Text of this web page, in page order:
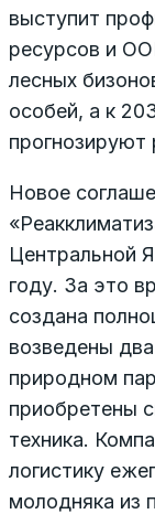
выступит
ресурсов и
лесных
особей, а к
прогнозируют
Новое
Центральной
году. За это
создана
возведены
природном
приобретены
техника.
логистику
молодняка из